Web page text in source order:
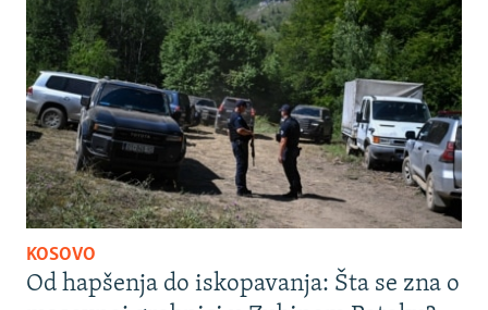
KOSOVO
Od hapšenja do iskopavanja: Šta se zna o